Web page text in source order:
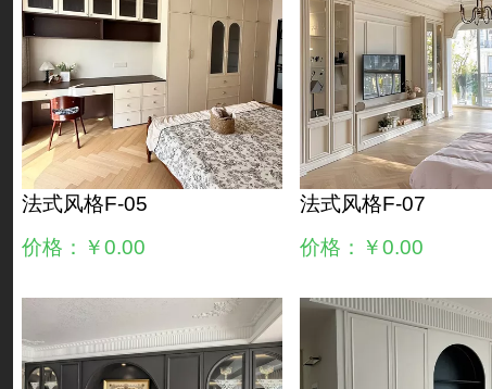
法式风格F-05
价格：￥0.00
法式风格F-07
价格：￥0.00